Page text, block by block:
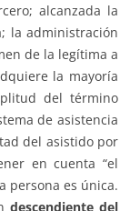
alcanzada la
la administración
de la legítima a
la mayoría
del término
de asistencia
del asistido por
en cuenta “el
persona es única.
descendiente del